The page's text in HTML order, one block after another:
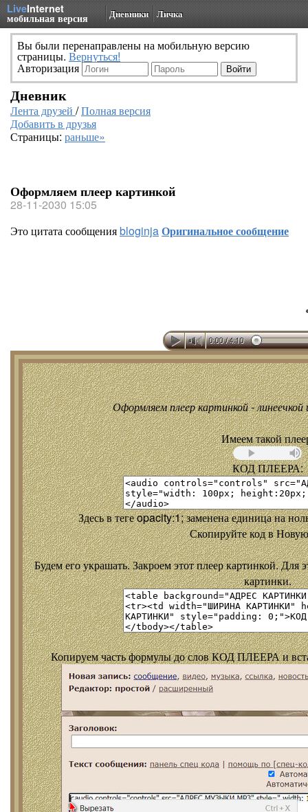
LiveInternet
мобильная версия Дневники Личка
Вы были перенаправлены на мобильную версию
страницы. Вернуться!
Авторизация
Дневник
Лента друзей /Полная версия
Добавить в друзья
Страницы: раньше»
Оформляем плеер картинкой
28-11-2030 15:05
Это цитата сообщенияbloginjaОригинальное сообщение
Оформляем плеер картинкой - линеечкой
Имеем такой
КОД ПЛЕЕРА:
Здесь в теге opacity:1; заменена единица на
Скопируйте код в
Будем его украшать. Закроем этот плеер картинкой. Для
картинки.
Копируем часть формулы до слов КОД ПЛЕЕРА и